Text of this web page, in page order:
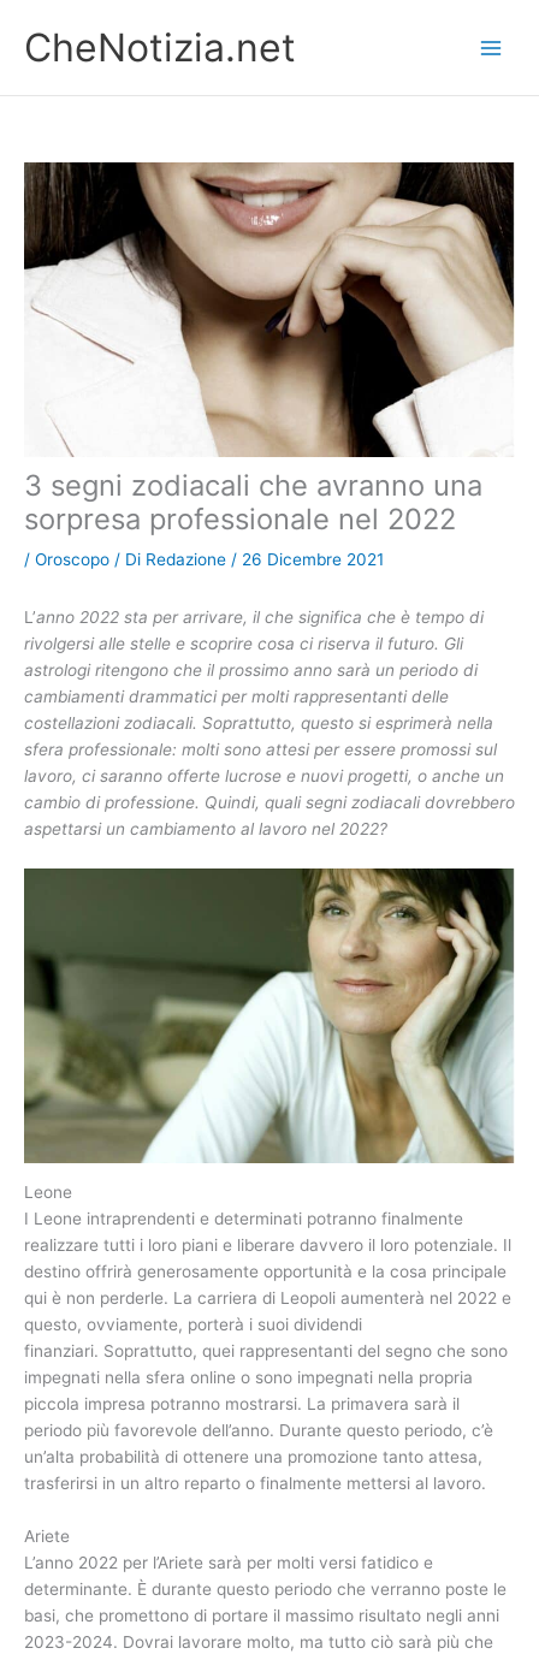
contenuto
CheNotizia.net
3 segni zodiacali che avranno una
sorpresa professionale nel 2022
/ Oroscopo / Di Redazione / 26 Dicembre 2021
L’anno 2022 sta per arrivare, il che significa che è tempo di
rivolgersi alle stelle e scoprire cosa ci riserva il futuro. Gli
astrologi ritengono che il prossimo anno sarà un periodo di
cambiamenti drammatici per molti rappresentanti delle
costellazioni zodiacali. Soprattutto, questo si esprimerà nella
sfera professionale: molti sono attesi per essere promossi sul
lavoro, ci saranno offerte lucrose e nuovi progetti, o anche un
cambio di professione. Quindi, quali segni zodiacali dovrebbero
aspettarsi un cambiamento al lavoro nel 2022?
Leone
I Leone intraprendenti e determinati potranno finalmente
realizzare tutti i loro piani e liberare davvero il loro potenziale. Il
destino offrirà generosamente opportunità e la cosa principale
qui è non perderle. La carriera di Leopoli aumenterà nel 2022 e
questo, ovviamente, porterà i suoi dividendi
finanziari. Soprattutto, quei rappresentanti del segno che sono
impegnati nella sfera online o sono impegnati nella propria
piccola impresa potranno mostrarsi. La primavera sarà il
periodo più favorevole dell’anno. Durante questo periodo, c’è
un’alta probabilità di ottenere una promozione tanto attesa,
trasferirsi in un altro reparto o finalmente mettersi al lavoro.
Ariete
L’anno 2022 per l’Ariete sarà per molti versi fatidico e
determinante. È durante questo periodo che verranno poste le
basi, che promettono di portare il massimo risultato negli anni
2023-2024. Dovrai lavorare molto, ma tutto ciò sarà più che